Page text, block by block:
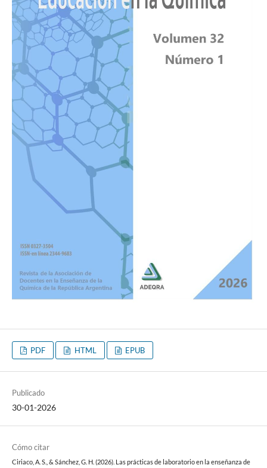
PDF HTML EPUB
Publicado
30-01-2026
Cómo citar
Ciriaco, A. S., & Sánchez, G. H. (2026). Las prácticas de laboratorio en la enseñanza de